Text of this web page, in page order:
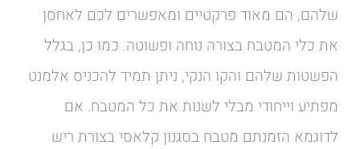
שלהם, הם מאוד פרקטיים ומאפשרים לכם לאחסן
את כלי המטבח בצורה נוחה ופשוטה. כמו כן, בגלל
הפשטות שלהם והקו הנקי, ניתן תמיד להכניס אלמנט
מפתיע וייחודי מבלי לשנות את כל המטבח. אם
לדוגמא הזמנתם מטבח בסגנון קלאסי בצורת ריש